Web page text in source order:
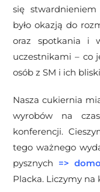
się
było okazją do
oraz spotkania i
uczestnikami – co
osób z SM i ich
Nasza cukiernia
wyrobów na
konferencji.
tego ważnego
pysznych =>
Placka. Liczymy na